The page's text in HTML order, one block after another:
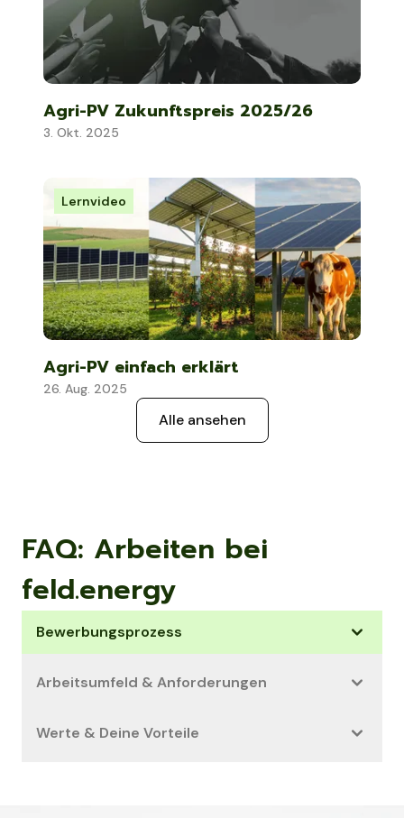
Agri-PV Zukunftspreis 2025/26
3. Okt. 2025
Lernvideo
Agri-PV einfach erklärt
26. Aug. 2025
Alle ansehen
FAQ: Arbeiten bei
feld.energy
Bewerbungsprozess
Arbeitsumfeld & Anforderungen
Werte & Deine Vorteile